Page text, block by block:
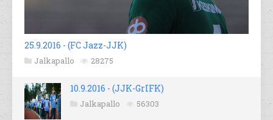
25.9.2016 - (FC Jazz-JJK)
Jalkapallo 28275
10.9.2016 - (JJK-GrIFK)
Jalkapallo 56303